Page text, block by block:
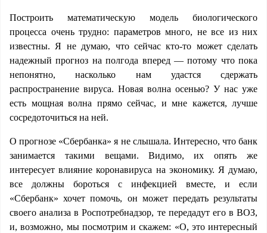
Построить математическую модель биологического
процесса очень трудно: параметров много, не все из них
известны. Я не думаю, что сейчас кто-то может сделать
надежный прогноз на полгода вперед — потому что пока
непонятно, насколько нам удастся сдержать
распространение вируса. Новая волна осенью? У нас уже
есть мощная волна прямо сейчас, и мне кажется, лучше
сосредоточиться на ней.
О прогнозе «Сбербанка» я не слышала. Интересно, что банк
занимается такими вещами. Видимо, их опять же
интересует влияние коронавируса на экономику. Я думаю,
все должны бороться с инфекцией вместе, и если
«Сбербанк» хочет помочь, он может передать результаты
своего анализа в Роспотребнадзор, те передадут его в ВОЗ,
и, возможно, мы посмотрим и скажем: «О, это интересный